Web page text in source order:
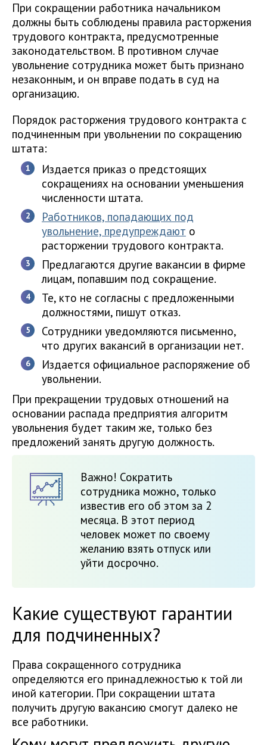
При сокращении работника начальником
должны быть соблюдены правила расторжения
трудового контракта, предусмотренные
законодательством. В противном случае
увольнение сотрудника может быть признано
незаконным, и он вправе подать в суд на
организацию.
Порядок расторжения трудового контракта с
подчиненным при увольнении по сокращению
штата:
Издается приказ о предстоящих
сокращениях на основании уменьшения
численности штата.
Работников, попадающих под
увольнение, предупреждают о
расторжении трудового контракта.
Предлагаются другие вакансии в фирме
лицам, попавшим под сокращение.
Те, кто не согласны с предложенными
должностями, пишут отказ.
Сотрудники уведомляются письменно,
что других вакансий в организации нет.
Издается официальное распоряжение об
увольнении.
При прекращении трудовых отношений на
основании распада предприятия алгоритм
увольнения будет таким же, только без
предложений занять другую должность.
Важно! Сократить
сотрудника можно, только
известив его об этом за 2
месяца. В этот период
человек может по своему
желанию взять отпуск или
уйти досрочно.
Какие существуют гарантии
для подчиненных?
Права сокращенного сотрудника
определяются его принадлежностью к той ли
иной категории. При сокращении штата
получить другую вакансию смогут далеко не
все работники.